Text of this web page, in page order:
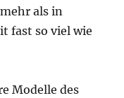
als in
fast so viel wie
Modelle des